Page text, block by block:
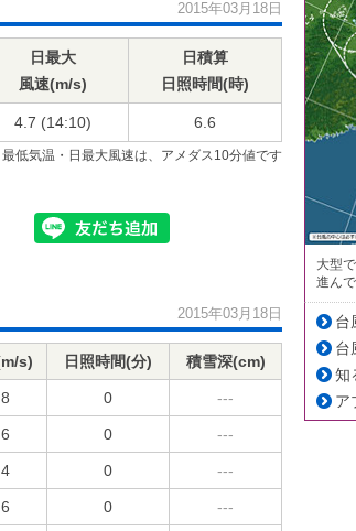
2015年03月18日
日最大
風速(m/s)
日積算
日照時間(時)
4.7 (14:10) 6.6
低気温・日最大風速は、アメダス10分値です
2015年03月18日
s) 日照時間(分) 積雪深(cm)
0 ---
0 ---
0 ---
0 ---
大型
進ん
台
台
知
ア